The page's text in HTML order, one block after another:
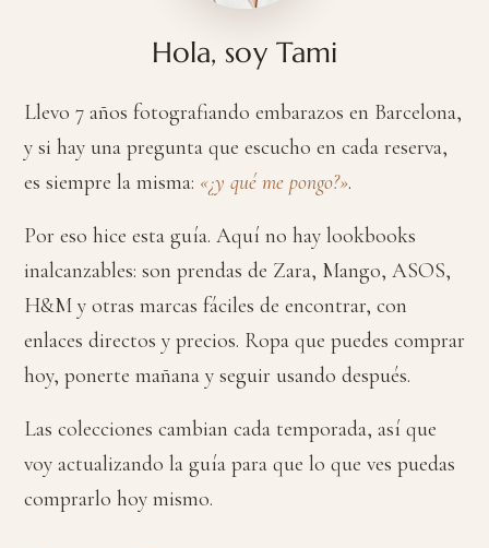
Hola, soy Tami
Llevo 7 años fotografiando embarazos en Barcelona,
y si hay una pregunta que escucho en cada reserva,
es siempre la misma: «¿y qué me pongo?».
Por eso hice esta guía. Aquí no hay lookbooks
inalcanzables: son prendas de Zara, Mango, ASOS,
H&M y otras marcas fáciles de encontrar, con
enlaces directos y precios. Ropa que puedes comprar
hoy, ponerte mañana y seguir usando después.
Las colecciones cambian cada temporada, así que
voy actualizando la guía para que lo que ves puedas
comprarlo hoy mismo.